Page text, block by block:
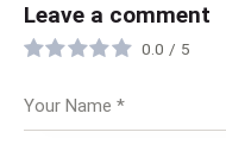
Leave a comment
0.0 / 5